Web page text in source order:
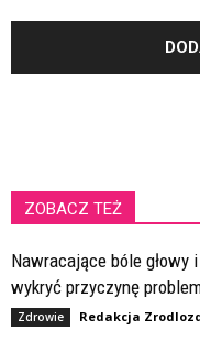
ZOBACZ TEŻ
Nawracające bóle głowy
wykryć przyczynę
Zdrowie Redakcja